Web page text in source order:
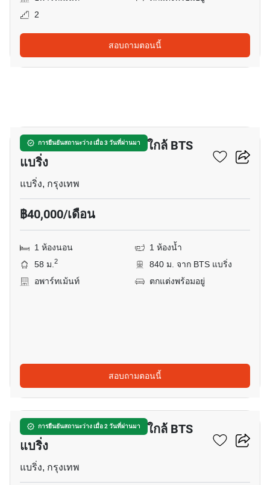
2
สอบถามตอนนี้
การยืนยันสถานะว่าง เมื่อ 3 วันที่ผ่านมา
อพาร์ทเมนต์ 1-ห้องนอน ใกล้ BTS
แบริ่ง
แบริ่ง, กรุงเทพ
฿40,000/เดือน
1 ห้องนอน
1 ห้องน้ำ
58 ม.2
840 ม. จาก BTS แบริ่ง
อพาร์ทเม้นท์
ตกแต่งพร้อมอยู่
สอบถามตอนนี้
การยืนยันสถานะว่าง เมื่อ 2 วันที่ผ่านมา
15
อพาร์ทเมนต์ 1-ห้องนอน ใกล้ BTS
แบริ่ง
แบริ่ง, กรุงเทพ